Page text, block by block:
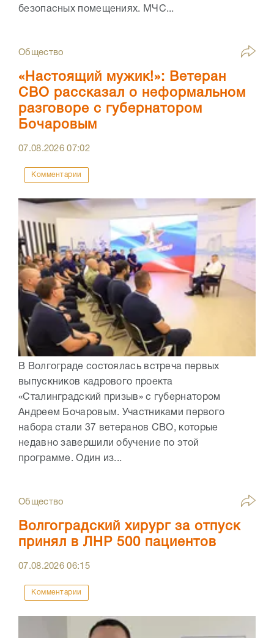
безопасных помещениях. МЧС...
Общество
«Настоящий мужик!»: Ветеран
СВО рассказал о неформальном
разговоре с губернатором
Бочаровым
07.08.202607:02
Комментарии
В Волгограде состоялась встреча первых
выпускников кадрового проекта
«Сталинградский призыв» с губернатором
Андреем Бочаровым. Участниками первого
набора стали 37 ветеранов СВО, которые
недавно завершили обучение по этой
программе. Один из...
Общество
Волгоградский хирург за отпуск
принял в ЛНР 500 пациентов
07.08.202606:15
Комментарии